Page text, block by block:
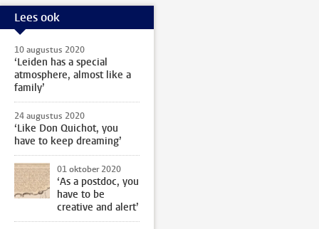
Lees ook
10 augustus 2020
‘Leiden has a special
atmosphere, almost like a
family’
24 augustus 2020
‘Like Don Quichot, you
have to keep dreaming’
01 oktober 2020
‘As a postdoc, you
have to be
creative and alert’